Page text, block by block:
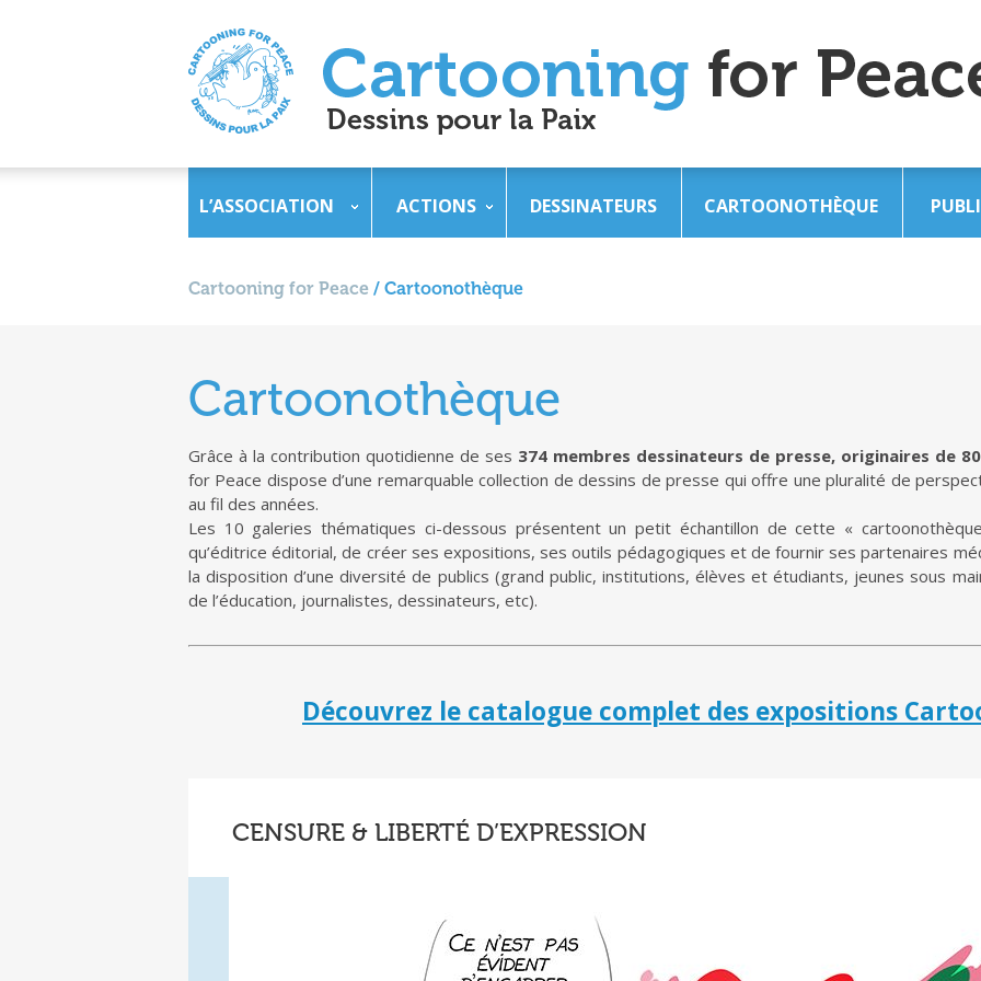
L’ASSOCIATION ACTIONS DESSINATEURS CARTOONOTHÈQUE
Cartooning for Peace / Cartoonothèque
Cartoonothèque
Grâce à la contribution quotidienne de ses 374 membres dessinateurs de presse, originaires de
for Peace dispose d’une remarquable collection de dessins de presse qui offre une pluralité de
au fil des années.
Les 10 galeries thématiques ci-dessous présentent un petit échantillon de cette «
qu’éditrice éditorial, de créer ses expositions, ses outils pédagogiques et de fournir ses partenaires
la disposition d’une diversité de publics (grand public, institutions, élèves et étudiants, jeunes sous
de l’éducation, journalistes, dessinateurs, etc).
Découvrez le catalogue complet des expositions
CENSURE & LIBERTÉ D’EXPRESSION